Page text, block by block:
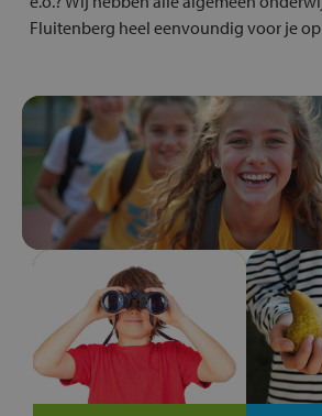
Fluitenberg heel eenvoundig voor je